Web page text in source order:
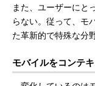
また、ユーザーにと
らない。従って、モ
た革新的で特殊な分
モバイルをコンテ